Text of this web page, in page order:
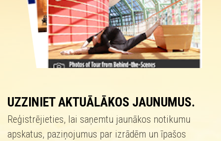
UZZINIET AKTUĀLĀKOS JAUNUMUS.
Reģistrējieties, lai saņemtu jaunākos notikumu
apskatus, paziņojumus par izrādēm un īpašos